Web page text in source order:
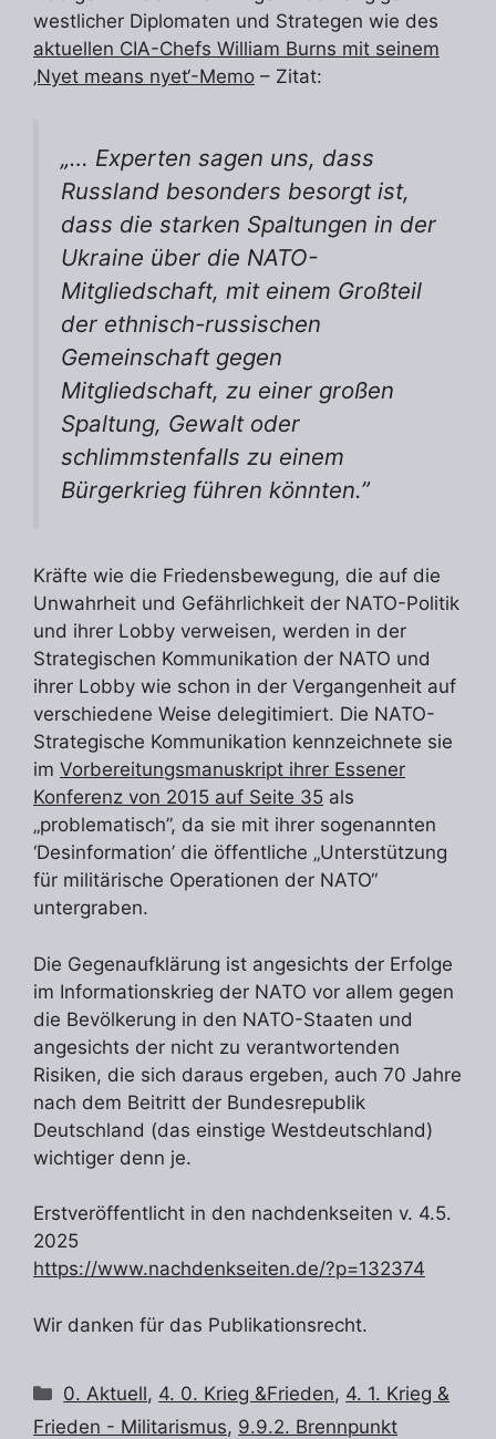
westlicher Diplomaten und Strategen wie des
aktuellen CIA-Chefs William Burns mit seinem
‚Nyet means nyet‘-Memo – Zitat:
„… Experten sagen uns, dass
Russland besonders besorgt ist,
dass die starken Spaltungen in der
Ukraine über die NATO-
Mitgliedschaft, mit einem Großteil
der ethnisch-russischen
Gemeinschaft gegen
Mitgliedschaft, zu einer großen
Spaltung, Gewalt oder
schlimmstenfalls zu einem
Bürgerkrieg führen könnten.”
Kräfte wie die Friedensbewegung, die auf die
Unwahrheit und Gefährlichkeit der NATO-Politik
und ihrer Lobby verweisen, werden in der
Strategischen Kommunikation der NATO und
ihrer Lobby wie schon in der Vergangenheit auf
verschiedene Weise delegitimiert. Die NATO-
Strategische Kommunikation kennzeichnete sie
im Vorbereitungsmanuskript ihrer Essener
Konferenz von 2015 auf Seite 35 als
„problematisch”, da sie mit ihrer sogenannten
‘Desinformation’ die öffentliche „Unterstützung
für militärische Operationen der NATO“
untergraben.
Die Gegenaufklärung ist angesichts der Erfolge
im Informationskrieg der NATO vor allem gegen
die Bevölkerung in den NATO-Staaten und
angesichts der nicht zu verantwortenden
Risiken, die sich daraus ergeben, auch 70 Jahre
nach dem Beitritt der Bundesrepublik
Deutschland (das einstige Westdeutschland)
wichtiger denn je.
Erstveröffentlicht in den nachdenkseiten v. 4.5.
2025
https://www.nachdenkseiten.de/?p=132374
Wir danken für das Publikationsrecht.
Kategorien
0. Aktuell, 4. 0. Krieg &Frieden, 4. 1. Krieg &
Frieden - Militarismus, 9.9.2. Brennpunkt